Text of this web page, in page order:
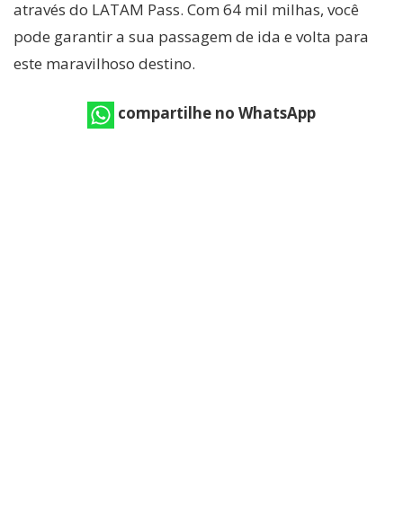
através do LATAM Pass. Com 64 mil milhas, você
pode garantir a sua passagem de ida e volta para
este maravilhoso destino.
compartilhe no WhatsApp